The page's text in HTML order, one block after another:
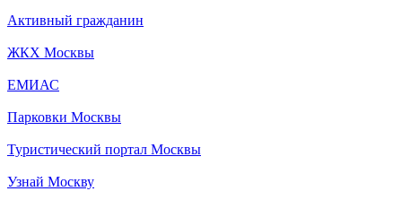
Активный гражданин
ЖКХ Москвы
ЕМИАС
Парковки Москвы
Туристический портал Москвы
Узнай Москву